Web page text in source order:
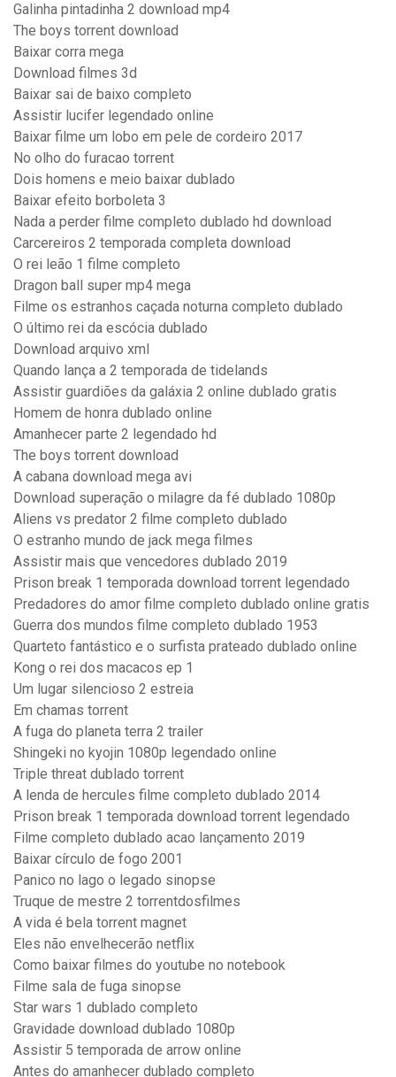
Galinha pintadinha 2 download mp4
The boys torrent download
Baixar corra mega
Download filmes 3d
Baixar sai de baixo completo
Assistir lucifer legendado online
Baixar filme um lobo em pele de cordeiro 2017
No olho do furacao torrent
Dois homens e meio baixar dublado
Baixar efeito borboleta 3
Nada a perder filme completo dublado hd download
Carcereiros 2 temporada completa download
O rei leão 1 filme completo
Dragon ball super mp4 mega
Filme os estranhos caçada noturna completo dublado
O último rei da escócia dublado
Download arquivo xml
Quando lança a 2 temporada de tidelands
Assistir guardiões da galáxia 2 online dublado gratis
Homem de honra dublado online
Amanhecer parte 2 legendado hd
The boys torrent download
A cabana download mega avi
Download superação o milagre da fé dublado 1080p
Aliens vs predator 2 filme completo dublado
O estranho mundo de jack mega filmes
Assistir mais que vencedores dublado 2019
Prison break 1 temporada download torrent legendado
Predadores do amor filme completo dublado online gratis
Guerra dos mundos filme completo dublado 1953
Quarteto fantástico e o surfista prateado dublado online
Kong o rei dos macacos ep 1
Um lugar silencioso 2 estreia
Em chamas torrent
A fuga do planeta terra 2 trailer
Shingeki no kyojin 1080p legendado online
Triple threat dublado torrent
A lenda de hercules filme completo dublado 2014
Prison break 1 temporada download torrent legendado
Filme completo dublado acao lançamento 2019
Baixar círculo de fogo 2001
Panico no lago o legado sinopse
Truque de mestre 2 torrentdosfilmes
A vida é bela torrent magnet
Eles não envelhecerão netflix
Como baixar filmes do youtube no notebook
Filme sala de fuga sinopse
Star wars 1 dublado completo
Gravidade download dublado 1080p
Assistir 5 temporada de arrow online
Antes do amanhecer dublado completo